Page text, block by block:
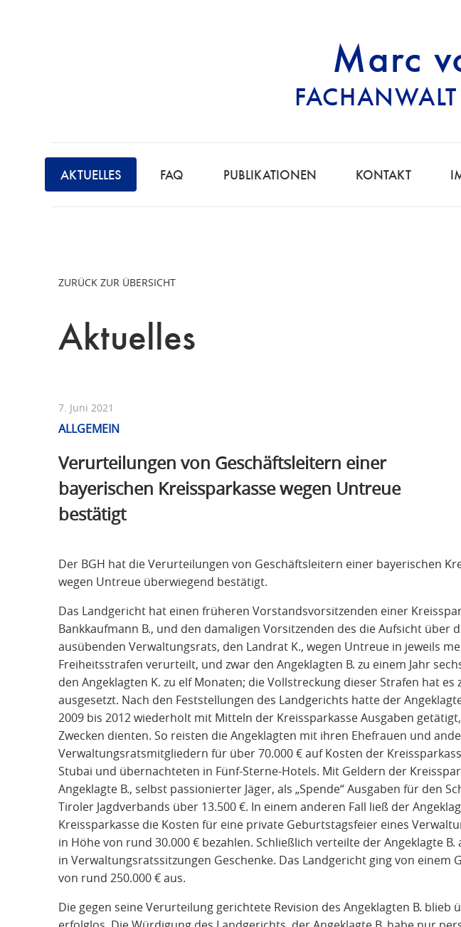
Marc
FACHANWALT
STRAFRECHT |
AKTUELLES FAQ PUBLIKATIONEN KONTAKT
ZURÜCK ZUR ÜBERSICHT
Aktuelles
7. Juni 2021
ALLGEMEIN
Verurteilungen von Geschäftsleitern einer
bayerischen Kreissparkasse wegen Untreue
bestätigt
Der BGH hat die Verurteilungen von Geschäftsleitern einer bayerischen
wegen Untreue überwiegend bestätigt.
Das Landgericht hat einen früheren Vorstandsvorsitzenden einer
Bankkaufmann B., und den damaligen Vorsitzenden des die Aufsicht über
ausübenden Verwaltungsrats, den Landrat K., wegen Untreue in jeweils
Freiheitsstrafen verurteilt, und zwar den Angeklagten B. zu einem Jahr
den Angeklagten K. zu elf Monaten; die Vollstreckung dieser Strafen hat es
ausgesetzt. Nach den Feststellungen des Landgerichts hatte der
2009 bis 2012 wiederholt mit Mitteln der Kreissparkasse Ausgaben
Zwecken dienten. So reisten die Angeklagten mit ihren Ehefrauen und
Verwaltungsratsmitgliedern für über 70.000 € auf Kosten der
Stubai und übernachteten in Fünf-Sterne-Hotels. Mit Geldern der
Angeklagte B., selbst passionierter Jäger, als „Spende“ Ausgaben für den
Tiroler Jagdverbands über 13.500 €. In einem anderen Fall ließ der
Kreissparkasse die Kosten für eine private Geburtstagsfeier eines
in Höhe von rund 30.000 € bezahlen. Schließlich verteilte der Angeklagte B.
in Verwaltungsratssitzungen Geschenke. Das Landgericht ging von einem
von rund 250.000 € aus.
Die gegen seine Verurteilung gerichtete Revision des Angeklagten B. blieb